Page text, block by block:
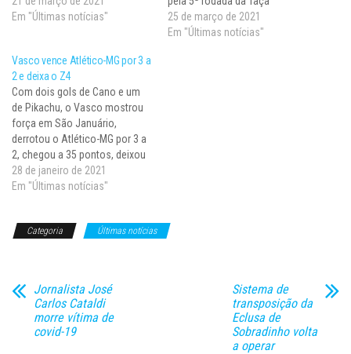
da Taça Guanabara do
#CariocaoNaBotafogoTV
pic.twitter.com/QLYJPFPRv0 —
Botafogo F.R. (@Botafogo)…
Em "Últimas notícias"
Guanabara do Campeonato
Carioca. Este foi o primeiro
25 de março de 2021
Em "Últimas notícias"
Vasco vence Atlético-MG por 3 a
2 e deixa o Z4
Com dois gols de Cano e um
de Pikachu, o Vasco mostrou
força em São Januário,
derrotou o Atlético-MG por 3 a
2, chegou a 35 pontos, deixou
a zona do rebaixamento do
Campeonato Brasileiro e agora
parte do tempo com…
28 de janeiro de 2021
Em "Últimas notícias"
Categoria Últimas notícias
Jornalista José
Carlos Cataldi
morre vítima de
covid-19
Sistema de
transposição da
Eclusa de
Sobradinho volta
a operar